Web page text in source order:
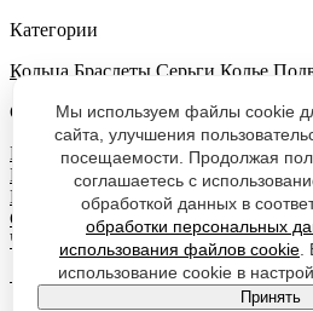
Категории
Кольца Браслеты Серьги Колье
Салоны VOITKO
Москва, Новый Арбат, 32 Москва,
Москва, аэропорт «Домодедово»
Москва, ТЦ АФИМОЛЛ-Сити
Сити
Казань Екатеринбург
Челябинск Симферополь
Мы используем файлы cookie
сайта, улучшения
посещаемости. Продолжая
соглашаетесь с
обработкой данных в
обработки персональных
использования файлов cookie
использование cookie в
Принять